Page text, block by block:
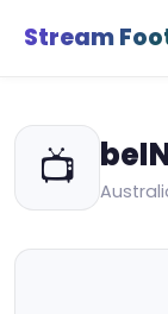
Stream
📺